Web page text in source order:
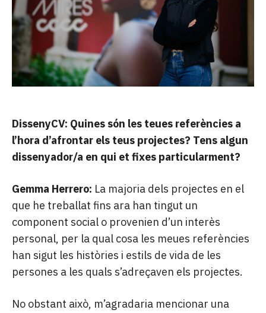
DissenyCV: Quines són les teues referències a
l’hora d’afrontar els teus projectes? Tens algun
dissenyador/a en qui et fixes particularment?
Gemma Herrero: La majoria dels projectes en el
que he treballat fins ara han tingut un
component social o provenien d’un interès
personal, per la qual cosa les meues referències
han sigut les històries i estils de vida de les
persones a les quals s’adreçaven els projectes.
No obstant això, m’agradaria mencionar una